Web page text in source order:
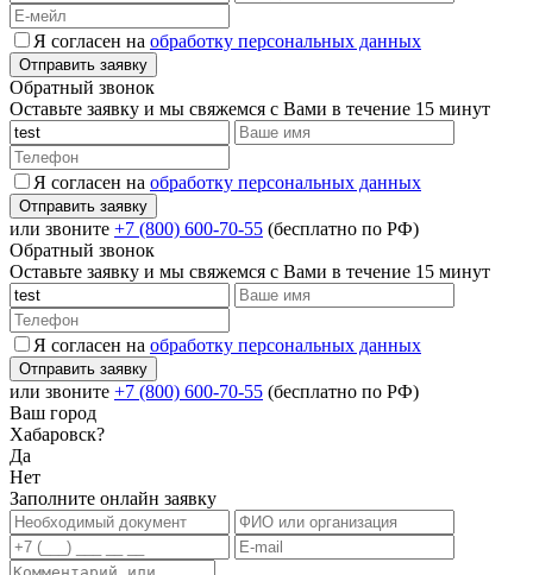
Я согласен на обработку персональных данных
Обратный звонок
Оставьте заявку и мы свяжемся с Вами в течение 15 минут
Я согласен на обработку персональных данных
или звоните +7 (800) 600-70-55 (бесплатно по РФ)
Обратный звонок
Оставьте заявку и мы свяжемся с Вами в течение 15 минут
Я согласен на обработку персональных данных
или звоните +7 (800) 600-70-55 (бесплатно по РФ)
Ваш город
Хабаровск?
Да
Нет
Заполните онлайн заявку